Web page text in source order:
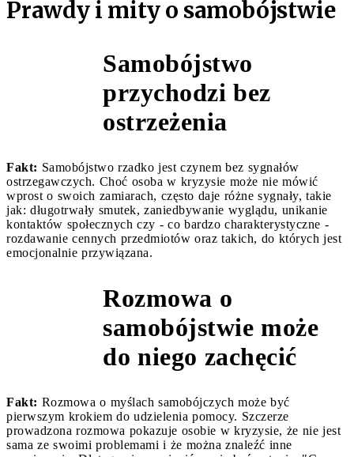
Prawdy i mity o samobójstwie
Samobójstwo
przychodzi bez
ostrzeżenia
Fakt: Samobójstwo rzadko jest czynem bez sygnałów
ostrzegawczych. Choć osoba w kryzysie może nie mówić
wprost o swoich zamiarach, często daje różne sygnały, takie
jak: długotrwały smutek, zaniedbywanie wyglądu, unikanie
kontaktów społecznych czy - co bardzo charakterystyczne -
rozdawanie cennych przedmiotów oraz takich, do których jest
emocjonalnie przywiązana.
Rozmowa o
samobójstwie może
do niego zachęcić
Fakt: Rozmowa o myślach samobójczych może być
pierwszym krokiem do udzielenia pomocy. Szczerze
prowadzona rozmowa pokazuje osobie w kryzysie, że nie jest
sama ze swoimi problemami i że można znaleźć inne